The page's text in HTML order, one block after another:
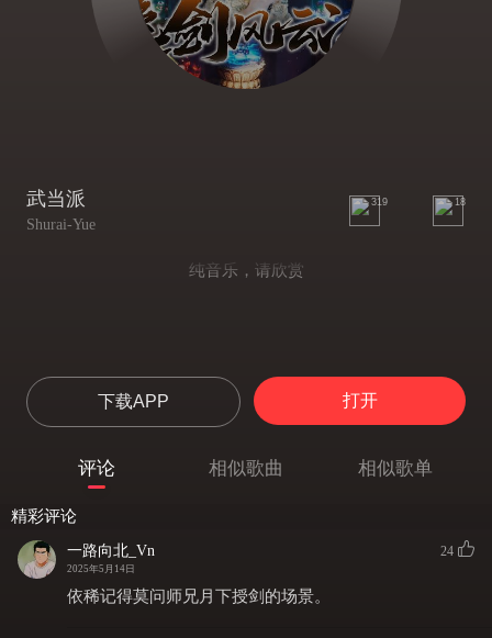
武当派
Shurai-Yue
319 18
纯音乐，请欣赏
下载APP 打开
评论 相似歌曲 相似歌单
精彩评论
一路向北_Vn
2025年5月14日
24
依稀记得莫问师兄月下授剑的场景。